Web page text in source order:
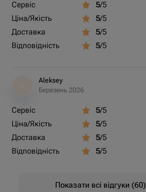
Сервіс 5/5
Ціна/Якість
5/5
Доставка
5/5
Відповідність
5/5
Aleksey
Березень 2026
Сервіс 5/5
Ціна/Якість
5/5
Доставка
5/5
Відповідність
5/5
Показати всі відгуки (60)